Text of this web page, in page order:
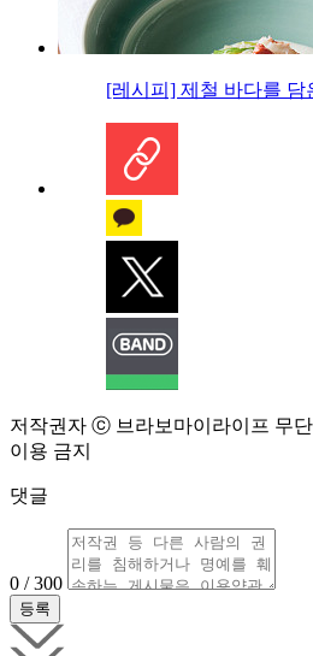
[레시피] 제철 바다를 담
저작권자 ⓒ 브라보마이라이프 무
이용 금지
댓글
0 / 300